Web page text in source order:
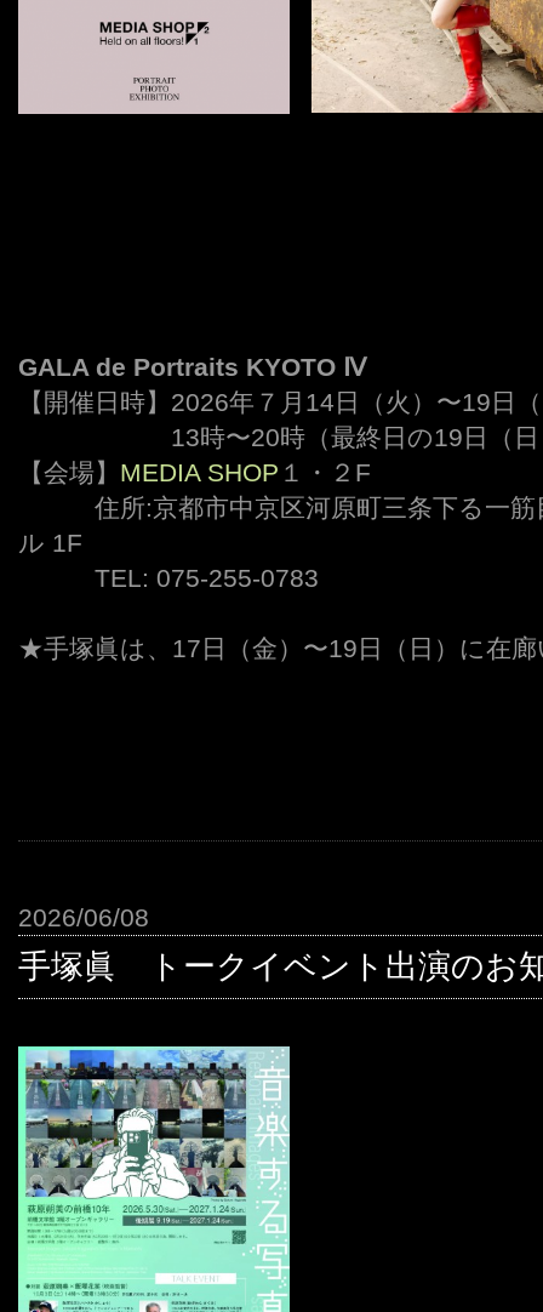
GALA de Portraits KYOTO Ⅳ
【開催日時】2026年７月14日（火）〜19日
13時〜20時（最終日の19日（
【会場】 MEDIA SHOP １・２F
住所:京都市中京区河原町三条下る一
ル 1F
TEL: 075-255-0783
★手塚眞は、17日（金）〜19日（日）に在
2026/06/08
手塚眞 トークイベント出演のお